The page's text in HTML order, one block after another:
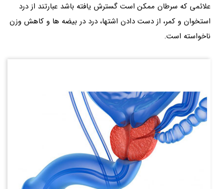
علائمی که سرطان ممکن است گسترش یافته باشد عبارتند از درد
استخوان و کمر، از دست دادن اشتها، درد در بیضه ها و کاهش وزن
ناخواسته است.